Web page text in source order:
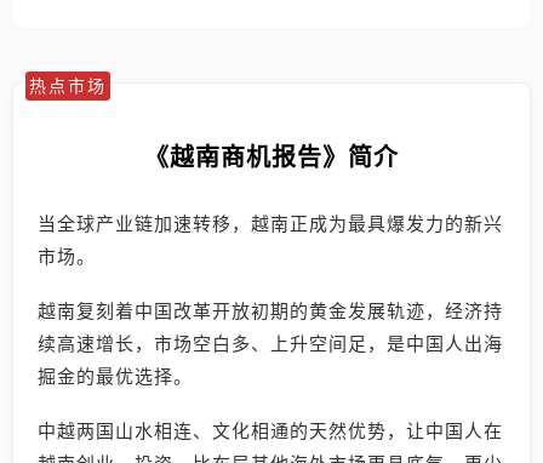
热点市场
《越南商机报告》简介
当全球产业链加速转移，越南正成为最具爆发力的新兴
市场。
越南复刻着中国改革开放初期的黄金发展轨迹，经济持
续高速增长，市场空白多、上升空间足，是中国人出海
掘金的最优选择。
中越两国山水相连、文化相通的天然优势，让中国人在